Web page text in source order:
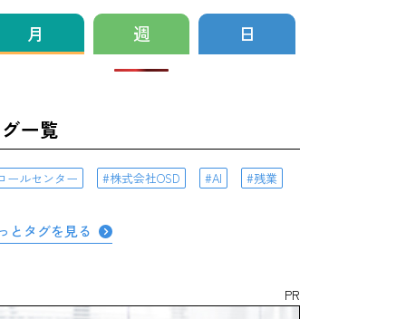
月 週 日
一覧
ールセンター 株式会社OSD AI 残業
とタグを見る
PR